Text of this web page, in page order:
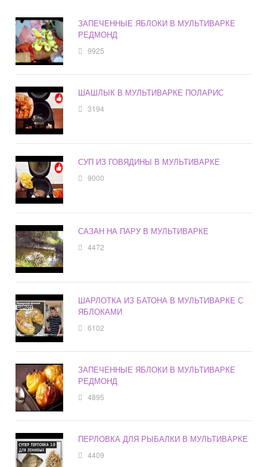
ЗАПЕЧЕННЫЕ ЯБЛОКИ В МУЛЬТИВАРКЕ
РЕДМОНД
9925
ШАШЛЫК В МУЛЬТИВАРКЕ ПОЛАРИС
3194
СУП ИЗ ГОВЯДИНЫ В МУЛЬТИВАРКЕ
9000
САЗАН НА ПАРУ В МУЛЬТИВАРКЕ
4472
ШАРЛОТКА ИЗ БАТОНА В МУЛЬТИВАРКЕ С
ЯБЛОКАМИ
6102
ЗАПЕЧЕННЫЕ ЯБЛОКИ В МУЛЬТИВАРКЕ
РЕДМОНД
4895
ПЕРЛОВКА ДЛЯ РЫБАЛКИ В МУЛЬТИВАРКЕ
4409